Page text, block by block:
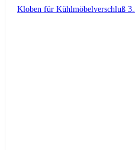
Kloben für Kühlmöbelverschluß